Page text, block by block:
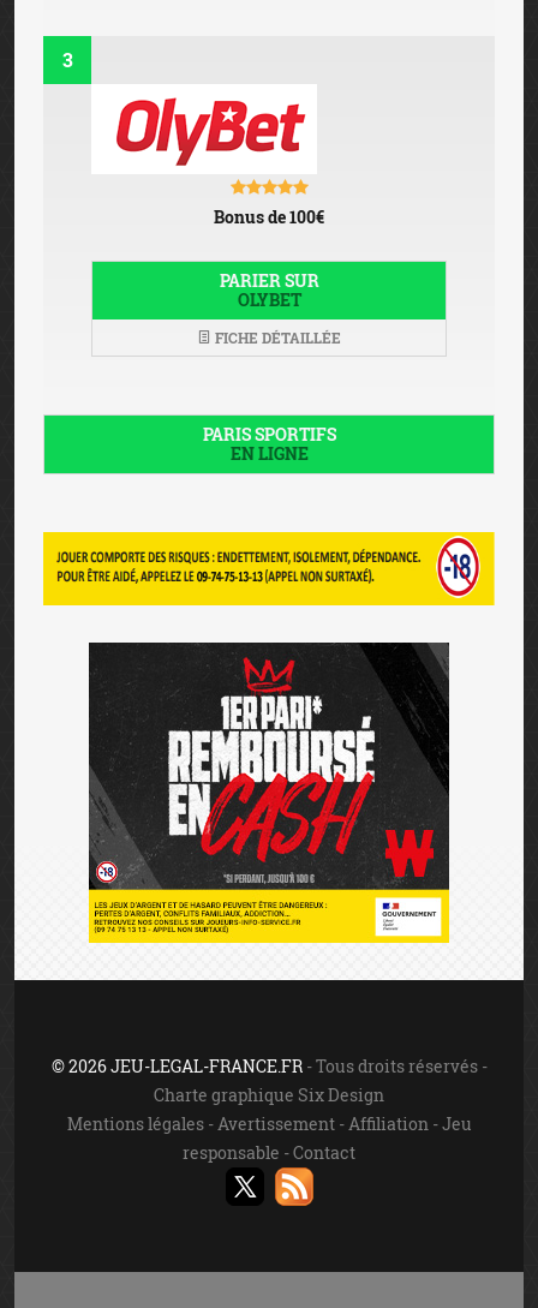
3
Bonus de 100€
PARIER SUR
OLYBET
FICHE DÉTAILLÉE
PARIS SPORTIFS
EN LIGNE
© 2026 JEU-LEGAL-FRANCE.FR- Tous droits réservés -
Charte graphique Six Design
Mentions légales- Avertissement- Affiliation -Jeu
responsable -Contact